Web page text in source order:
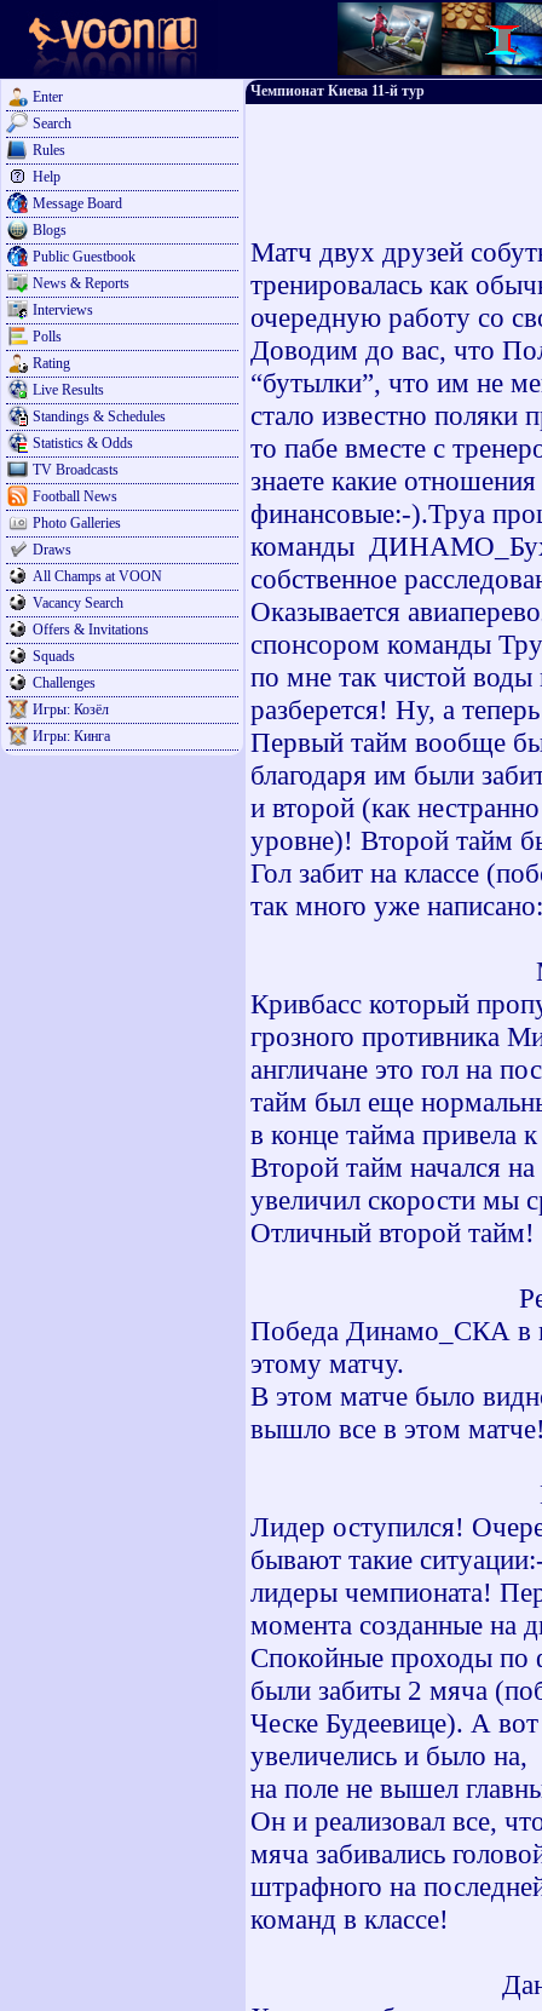
Enter
Search
Rules
Help
Message Board
Blogs
Public Guestbook
News & Reports
Interviews
Polls
Rating
Live Results
Standings & Schedules
Statistics & Odds
TV Broadcasts
Football News
Photo Galleries
Draws
All Champs at VOON
Vacancy Search
Offers & Invitations
Squads
Challenges
Игры: Козёл
Игры: Кинга
Чемпионат Киева 11-й тур
Матч двух друзей
тренировалась как
очередную работу со
Доводим до вас, что
“бутылки”, что им не
стало известно поляки
то пабе вместе с
знаете какие
финансовые:-).Труа
команды
собственное
Оказывается
спонсором команды
по мне так чистой
разберется! Ну, а
Первый тайм вообще
благодаря им были
и второй (как
уровне)! Второй тайм
Гол забит на классе
так много уже
Кривбасс который
грозного противника
англичане это гол на
тайм был еще
в конце тайма привела
Второй тайм начался
увеличил скорости
Отличный второй тайм!
Победа Динамо_СКА в
этому матчу.
В этом матче было
вышло все в этом
Лидер оступился!
бывают такие
лидеры чемпионата!
момента созданные на
Спокойные проходы по
были забиты 2 мяча
Ческе Будеевице). А
увеличелись и было
на поле не вышел
Он и реализовал все,
мяча забивались
штрафного на
команд в классе!